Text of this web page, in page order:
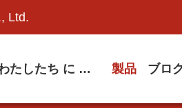
Ltd.
わたしたち に つい て 製品 ブロ